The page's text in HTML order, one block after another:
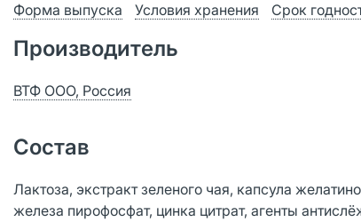
Форма выпуска
Условия хранения Срок
Производитель
ВТФ ООО, Россия
Состав
Лактоза, экстракт зеленого чая, капсула
железа пирофосфат, цинка цитрат, агенты